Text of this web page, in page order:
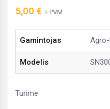
5,00 € + PVM
Gamintojas
Modelis
Turime